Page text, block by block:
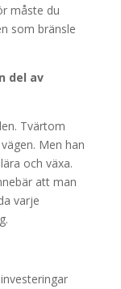
måste du
som bränsle
del av
Tvärtom
Men han
och växa.
att man
varje